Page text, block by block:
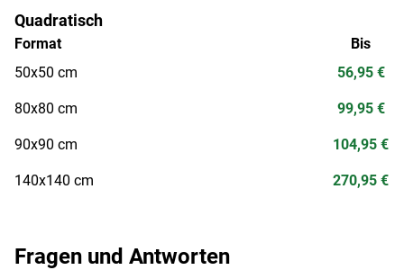
Fragen und Antworten
Quadratisch
Format
50x50 cm
80x80 cm
90x90 cm
140x140 cm
Bis
56,95 €
99,95 €
104,95 €
270,95 €